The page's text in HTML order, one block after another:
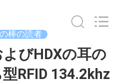
棒の読者
よびHDXの耳の
RFID 134.2khz